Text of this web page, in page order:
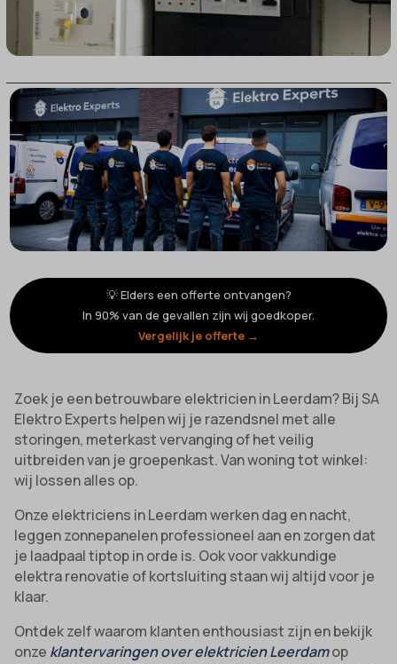
💡 Elders een offerte ontvangen?
In 90% van de gevallen zijn wij goedkoper.
Vergelijk je offerte →
Zoek je een betrouwbare elektricien in Leerdam? Bij SA
Elektro Experts helpen wij je razendsnel met alle
storingen, meterkast vervanging of het veilig
uitbreiden van je groepenkast. Van woning tot winkel:
wij lossen alles op.
Onze elektriciens in Leerdam werken dag en nacht,
leggen zonnepanelen professioneel aan en zorgen dat
je laadpaal tiptop in orde is. Ook voor vakkundige
elektra renovatie of kortsluiting staan wij altijd voor je
klaar.
Ontdek zelf waarom klanten enthousiast zijn en bekijk
onze klantervaringen over elektricien Leerdamop